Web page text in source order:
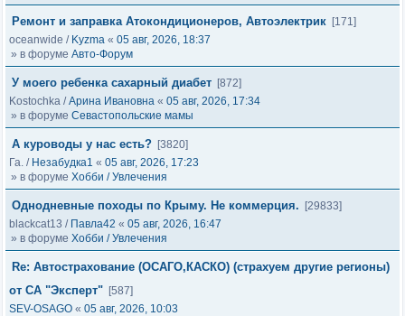
Ремонт и заправка Атокондиционеров, Автоэлектрик [171]
oceanwide / Kyzma « 05 авг, 2026, 18:37
» в форуме Авто-Форум
У моего ребенка сахарный диабет [872]
Kostochka /Арина Ивановна « 05 авг, 2026, 17:34
» в форуме Севастопольские мамы
А куроводы у нас есть? [3820]
Га. / Незабудка1 « 05 авг, 2026, 17:23
» в форуме Хобби / Увлечения
Однодневные походы по Крыму. Не коммерция.
[29833]
blackcat13 / Павла42 « 05 авг, 2026, 16:47
» в форуме Хобби / Увлечения
Re: Автострахование (ОСАГО,КАСКО) (страхуем другие регионы)
от СА "Эксперт" [587]
SEV-OSAGO « 05 авг, 2026, 10:03